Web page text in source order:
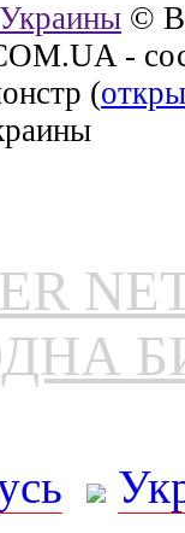
©
-
(